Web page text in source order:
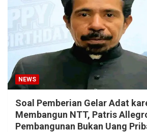
NEWS
Soal Pemberian Gelar Adat
Membangun NTT, Patris
Pembangunan Bukan Uang